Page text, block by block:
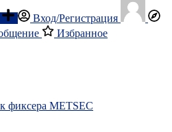
Вход/Регистрация
Избранное
фиксера METSEC